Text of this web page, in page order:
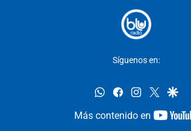
Síguenos en:
whatsappfacebookinstagram
twitter
Más contenido en